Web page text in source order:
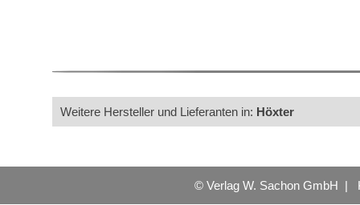
Weitere Hersteller und Lieferanten in: Höxter
© Verlag W. Sachon GmbH |